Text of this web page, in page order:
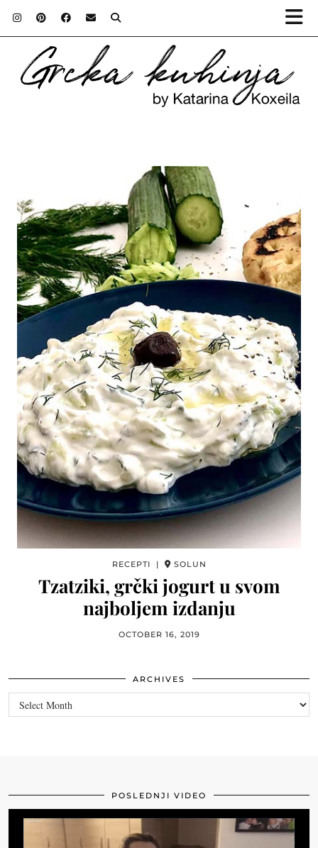
RECEPTI | SOLUN
Tzatziki, grčki jogurt u svom
najboljem izdanju
OCTOBER 16, 2019
ARCHIVES
Archives
POSLEDNJI VIDEO